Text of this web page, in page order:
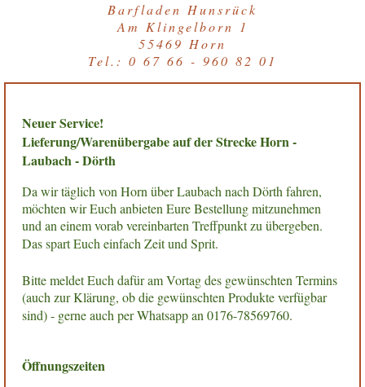
Barfladen Hunsrück
Am Klingelborn 1
55469 Horn
Tel.: 0 67 66 - 960 82 01
Neuer Service!
Lieferung/Warenübergabe auf der Strecke Horn -
Laubach - Dörth
Da wir täglich von Horn über Laubach nach Dörth fahren,
möchten wir Euch anbieten Eure Bestellung mitzunehmen
und an einem vorab vereinbarten Treffpunkt zu übergeben.
Das spart Euch einfach Zeit und Sprit.
Bitte meldet Euch dafür am Vortag des gewünschten Termins
(auch zur Klärung, ob die gewünschten Produkte verfügbar
sind) - gerne auch per Whatsapp an 0176-78569760.
Öffnungszeiten